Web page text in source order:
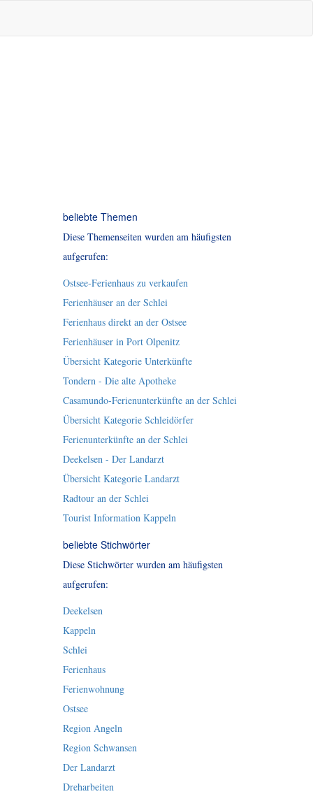
beliebte Themen
Diese Themenseiten wurden am häufigsten
aufgerufen:
Ostsee-Ferienhaus zu verkaufen
Ferienhäuser an der Schlei
Ferienhaus direkt an der Ostsee
Ferienhäuser in Port Olpenitz
Übersicht Kategorie Unterkünfte
Tondern - Die alte Apotheke
Casamundo-Ferienunterkünfte an der Schlei
Übersicht Kategorie Schleidörfer
Ferienunterkünfte an der Schlei
Deekelsen - Der Landarzt
Übersicht Kategorie Landarzt
Radtour an der Schlei
Tourist Information Kappeln
beliebte Stichwörter
Diese Stichwörter wurden am häufigsten
aufgerufen:
Deekelsen
Kappeln
Schlei
Ferienhaus
Ferienwohnung
Ostsee
Region Angeln
Region Schwansen
Der Landarzt
Dreharbeiten